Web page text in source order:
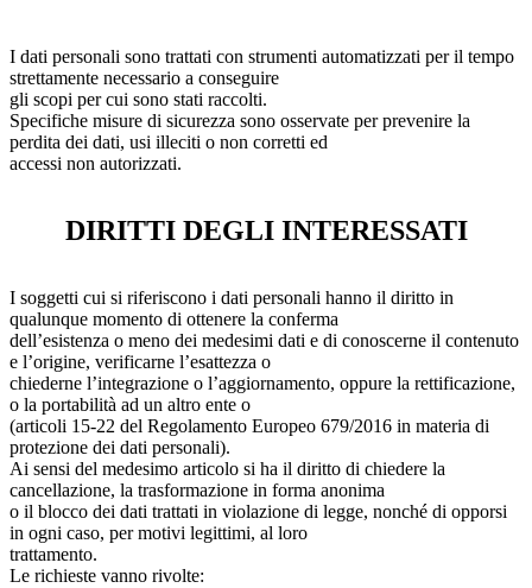
I dati personali sono trattati con strumenti automatizzati per il tempo
strettamente necessario a conseguire
gli scopi per cui sono stati raccolti.
Specifiche misure di sicurezza sono osservate per prevenire la
perdita dei dati, usi illeciti o non corretti ed
accessi non autorizzati.
DIRITTI DEGLI INTERESSATI
I soggetti cui si riferiscono i dati personali hanno il diritto in
qualunque momento di ottenere la conferma
dell’esistenza o meno dei medesimi dati e di conoscerne il contenuto
e l’origine, verificarne l’esattezza o
chiederne l’integrazione o l’aggiornamento, oppure la rettificazione,
o la portabilità ad un altro ente o
(articoli 15-22 del Regolamento Europeo 679/2016 in materia di
protezione dei dati personali).
Ai sensi del medesimo articolo si ha il diritto di chiedere la
cancellazione, la trasformazione in forma anonima
o il blocco dei dati trattati in violazione di legge, nonché di opporsi
in ogni caso, per motivi legittimi, al loro
trattamento.
Le richieste vanno rivolte: